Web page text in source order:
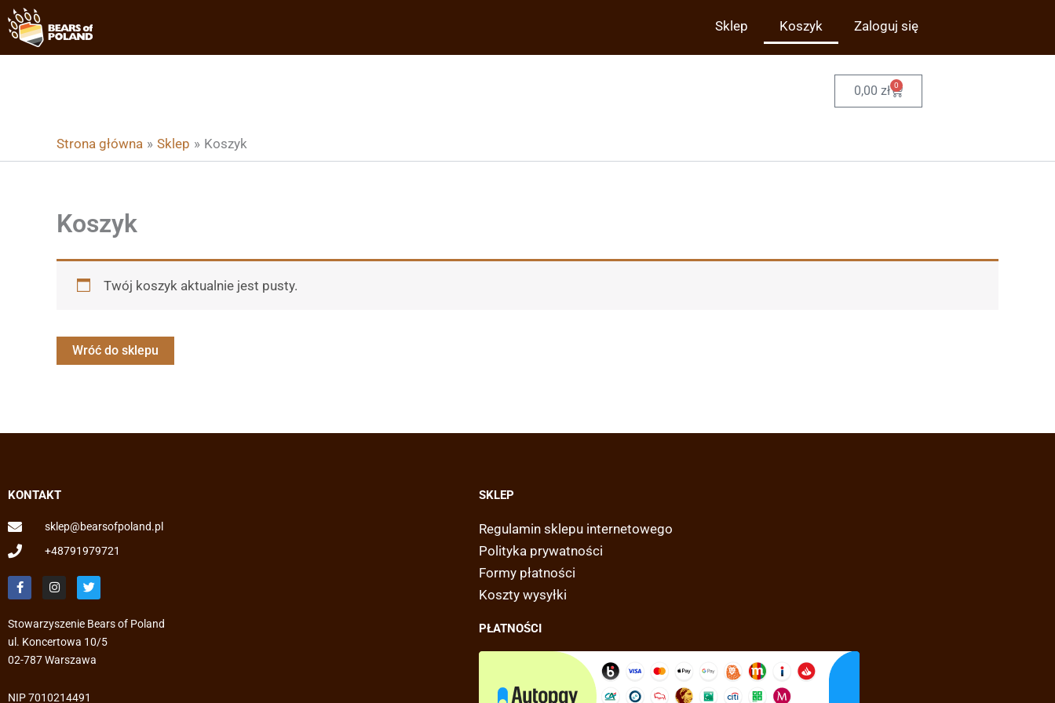
Przejdź
do
treści
Sklep Koszyk Zaloguj się
0,00 zł 0
Wózek
Strona główna Sklep Koszyk
Koszyk
Twój koszyk aktualnie jest pusty.
Wróć do sklepu
KONTAKT
sklep@bearsofpoland.pl
+48791979721
F
a
c
b
o
k
I
n
s
a
g
a
T
w
i
t
e
Stowarzyszenie Bears of Poland
ul. Koncertowa 10/5
02-787 Warszawa
NIP 7010214491
SKLEP
Regulamin sklepu internetowego
Polityka prywatności
Formy płatności
Koszty wysyłki
PŁATNOŚCI